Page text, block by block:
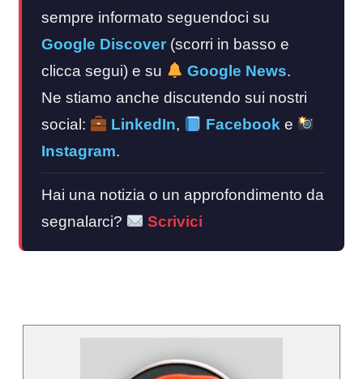
sempre informato seguendoci su
Google Discover (scorri in basso e
clicca segui) e su
Google News.
Ne stiamo anche discutendo sui nostri
social:
LinkedIn, Facebook e
Instagram.
Hai una notizia o un approfondimento da
segnalarci?
Scrivici